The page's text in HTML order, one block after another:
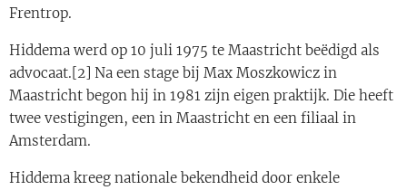
Frentrop.
Hiddema werd op 10 juli 1975 te Maastricht beëdigd als
advocaat.[2] Na een stage bij Max Moszkowicz in
Maastricht begon hij in 1981 zijn eigen praktijk. Die heeft
twee vestigingen, een in Maastricht en een filiaal in
Amsterdam.
Hiddema kreeg nationale bekendheid door enkele